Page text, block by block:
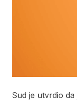
Sud je utvrdio